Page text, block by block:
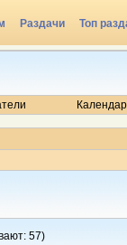
Раздачи Топ
57)